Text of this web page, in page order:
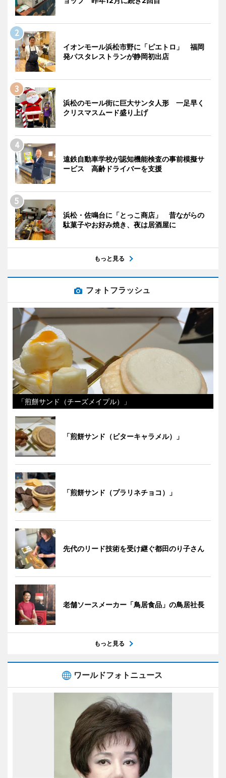
イオンモール浜松市野に「ピエトロ」 福岡
発パスタレストランが静岡初出店
浜松のモール街に巨大サンタ人形 一足早く
クリスマスムード盛り上げ
遠鉄自動車学校が認知機能検査の事前模擬サ
ービス 高齢ドライバーを支援
浜松・佐鳴台に「とっこ商店」 昔ながらの
駄菓子やお好み焼き、夜は居酒屋に
もっと見る
フォトフラッシュ
「煎餅サンド（チーズメイプル）」
「煎餅サンド（ビターキャラメル）」
「煎餅サンド（プラリネチョコ）」
先代のリード技術を受け継ぐ都田のり子さん
老舗ソースメーカー「鳥居食品」の鳥居社長
もっと見る
ワールドフォトニュース